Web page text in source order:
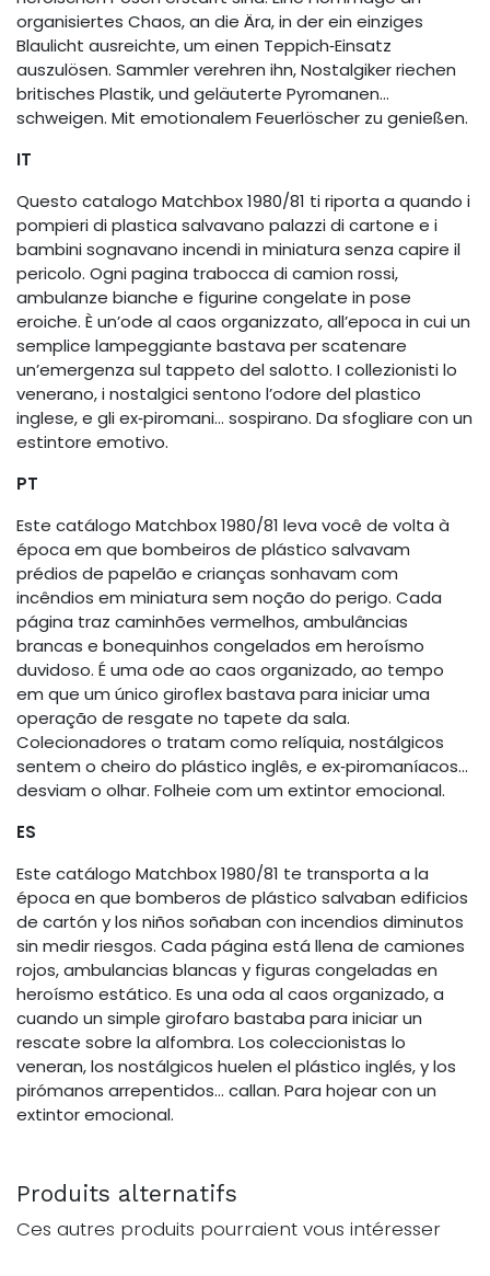
organisiertes Chaos, an die Ära, in der ein einziges
Blaulicht ausreichte, um einen Teppich‑Einsatz
auszulösen. Sammler verehren ihn, Nostalgiker riechen
britisches Plastik, und geläuterte Pyromanen…
schweigen. Mit emotionalem Feuerlöscher zu genießen.
IT
Questo catalogo Matchbox 1980/81 ti riporta a quando i
pompieri di plastica salvavano palazzi di cartone e i
bambini sognavano incendi in miniatura senza capire il
pericolo. Ogni pagina trabocca di camion rossi,
ambulanze bianche e figurine congelate in pose
eroiche. È un’ode al caos organizzato, all’epoca in cui un
semplice lampeggiante bastava per scatenare
un’emergenza sul tappeto del salotto. I collezionisti lo
venerano, i nostalgici sentono l’odore del plastico
inglese, e gli ex‑piromani… sospirano. Da sfogliare con un
estintore emotivo.
PT
Este catálogo Matchbox 1980/81 leva você de volta à
época em que bombeiros de plástico salvavam
prédios de papelão e crianças sonhavam com
incêndios em miniatura sem noção do perigo. Cada
página traz caminhões vermelhos, ambulâncias
brancas e bonequinhos congelados em heroísmo
duvidoso. É uma ode ao caos organizado, ao tempo
em que um único giroflex bastava para iniciar uma
operação de resgate no tapete da sala.
Colecionadores o tratam como relíquia, nostálgicos
sentem o cheiro do plástico inglês, e ex‑piromaníacos…
desviam o olhar. Folheie com um extintor emocional.
ES
Este catálogo Matchbox 1980/81 te transporta a la
época en que bomberos de plástico salvaban edificios
de cartón y los niños soñaban con incendios diminutos
sin medir riesgos. Cada página está llena de camiones
rojos, ambulancias blancas y figuras congeladas en
heroísmo estático. Es una oda al caos organizado, a
cuando un simple girofaro bastaba para iniciar un
rescate sobre la alfombra. Los coleccionistas lo
veneran, los nostálgicos huelen el plástico inglés, y los
pirómanos arrepentidos… callan. Para hojear con un
extintor emocional.
Produits alternatifs
Ces autres produits pourraient vous intéresser